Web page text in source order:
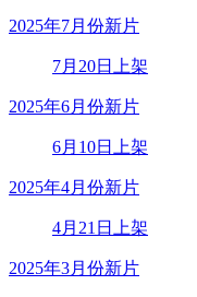
2025年7月份新片
7月20日上架
2025年6月份新片
6月10日上架
2025年4月份新片
4月21日上架
2025年3月份新片